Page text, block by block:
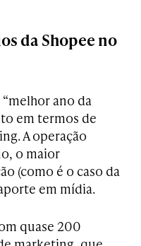
da Shopee no
ano da
em termos de
A operação
o maior
(como é o caso da
em mídia.
quase 200